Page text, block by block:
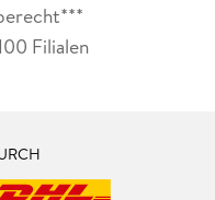
Filialen